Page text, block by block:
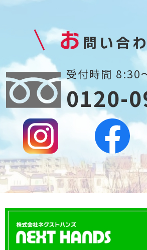
お 問い合
受付時間 8:30
0120-